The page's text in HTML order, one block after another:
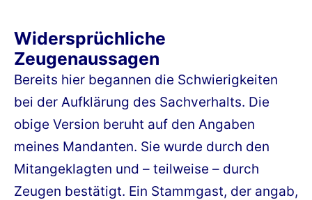
Widersprüchliche
Zeugenaussagen
Bereits hier begannen die Schwierigkeiten
bei der Aufklärung des Sachverhalts. Die
obige Version beruht auf den Angaben
meines Mandanten. Sie wurde durch den
Mitangeklagten und – teilweise – durch
Zeugen bestätigt. Ein Stammgast, der angab,